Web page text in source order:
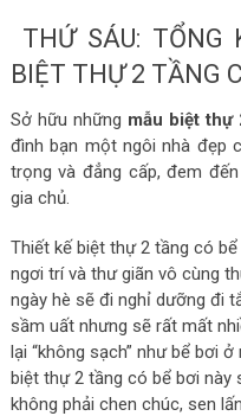
THỨ SÁU: TỔNG
BIỆT THỰ 2 TẦNG
Sở hữu những mẫu biệt thự
đình bạn một ngôi nhà đẹp
trọng và đẳng cấp, đem
gia chủ.
Thiết kế biệt thự 2 tầng có
ngơi trí và thư giãn vô cùng
ngày hè sẽ đi nghỉ dưỡng đi
sầm uất nhưng sẽ rất mất
lại “không sạch” như bể bơi
biệt thự 2 tầng có bể bơi
không phải chen chúc, sen